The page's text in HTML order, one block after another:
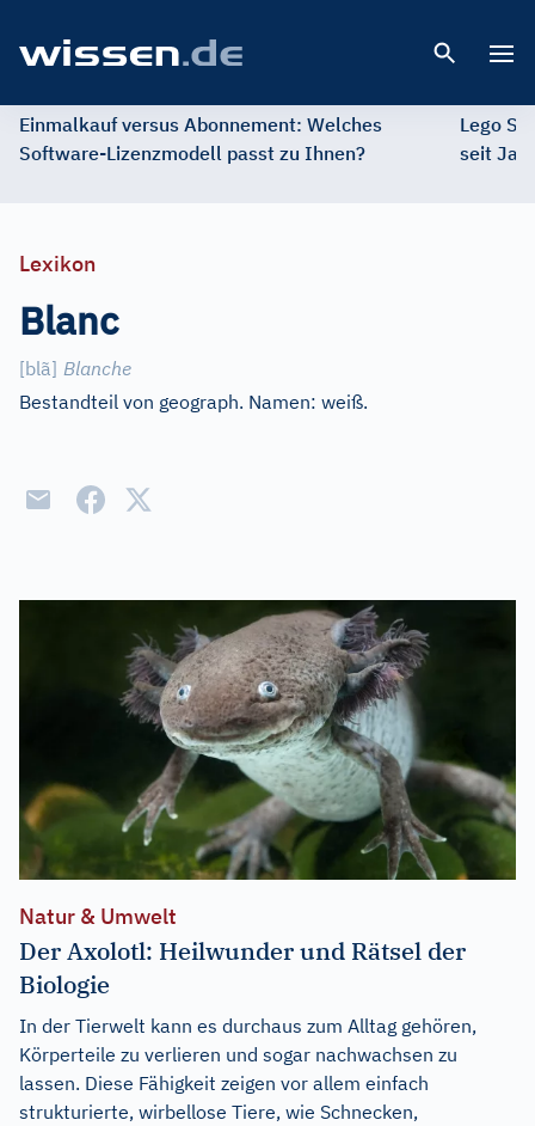
Einmalkauf versus Abonnement: Welches
Software-Lizenzmodell passt zu Ihnen?
Lego
seit
Lexikon
Blanc
[blã] Blanche
Bestandteil von geograph. Namen: weiß.
Natur & Umwelt
Der Axolotl: Heilwunder und Rätsel der
Biologie
In der Tierwelt kann es durchaus zum Alltag gehören,
Körperteile zu verlieren und sogar nachwachsen zu
lassen. Diese Fähigkeit zeigen vor allem einfach
strukturierte, wirbellose Tiere, wie Schnecken,